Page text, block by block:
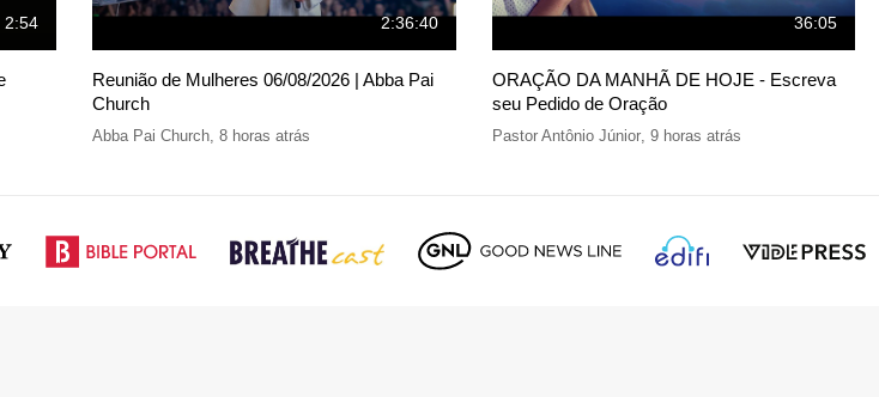
2:54 2:36:40
Reunião de Mulheres 06/08/2026 | Abba Pai
Church
Abba Pai Church 8 horas atrás
36:05
ORAÇÃO DA MANHÃ DE HOJE - Escreva
seu Pedido de Oração
Pastor Antônio Júnior, 9 horas atrás